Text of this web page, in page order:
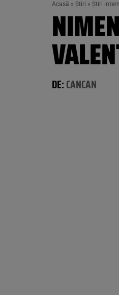
Acasă » Știri » Știri
DE:CANCAN